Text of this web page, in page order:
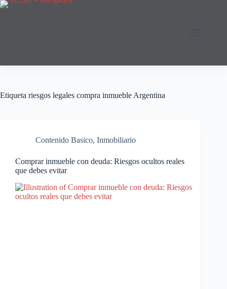
Saltar
Etiqueta riesgos legales compra inmueble Argentina
Contenido Basico, Inmobiliario
Comprar inmueble con deuda: Riesgos ocultos reales
que debes evitar